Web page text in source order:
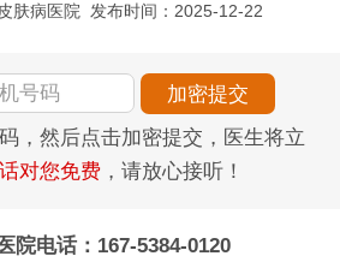
肤病医院 发布时间：2025-12-22
，然后点击加密提交，医生将立
对您免费 ，请放心接听！
院电话：167-5384-0120